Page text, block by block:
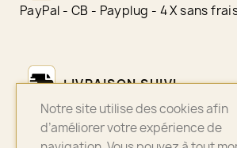
PayPal - CB - Payplug - 4 X sans
LIVRAISON SUIVI
Colissimo - Chronopost - Mondial
Notre site utilise des cookies afin
d’améliorer votre expérience de